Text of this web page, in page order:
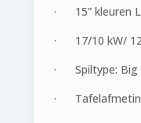
· 15” kleuren
· 17/10 kW/
· Spiltype: Big
·